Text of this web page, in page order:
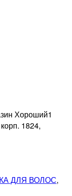
Хороший1
1824,
ДЛЯ ВОЛОС,